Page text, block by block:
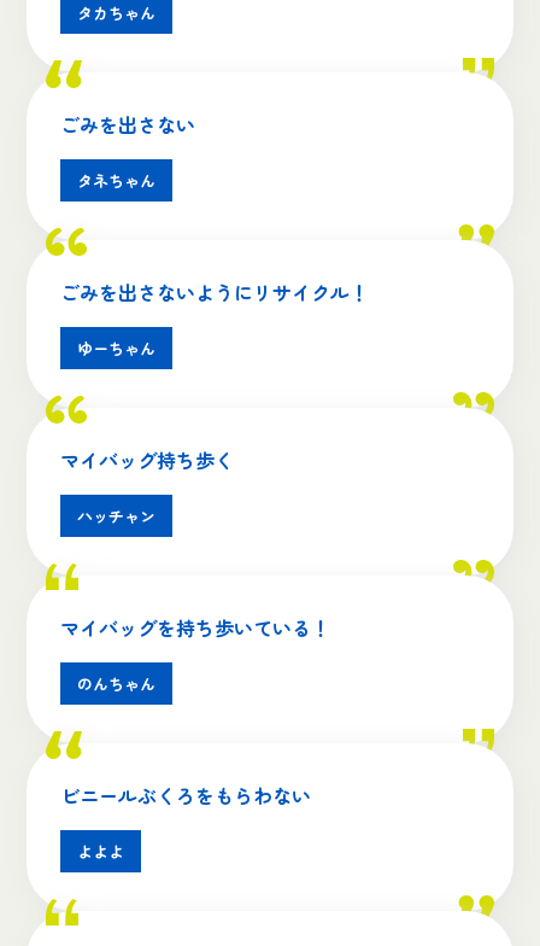
タカちゃん
ごみを出さない
タネちゃん
ごみを出さないようにリサイクル！
ゆーちゃん
マイバッグ持ち歩く
ハッチャン
マイバッグを持ち歩いている！
のんちゃん
ビニールぶくろをもらわない
よよよ